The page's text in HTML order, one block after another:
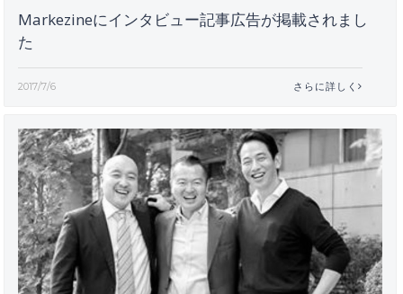
Markezineにインタビュー記事広告が掲載されまし
た
2017/7/6 さらに詳しく